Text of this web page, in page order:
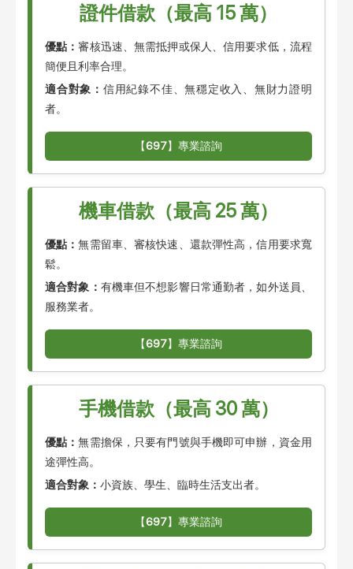
證件借款（最高 15 萬）
優點：審核迅速、無需抵押或保人、信用要求低，流程
簡便且利率合理。
適合對象： 信用紀錄不佳、無穩定收入、無財力證明
者。
【697】專業諮詢
機車借款（最高 25 萬）
優點：無需留車、審核快速、還款彈性高，信用要求寬
鬆。
適合對象： 有機車但不想影響日常通勤者，如外送員、
服務業者。
【697】專業諮詢
手機借款（最高 30 萬）
優點：無需擔保，只要有門號與手機即可申辦，資金用
途彈性高。
適合對象： 小資族、學生、臨時生活支出者。
【697】專業諮詢